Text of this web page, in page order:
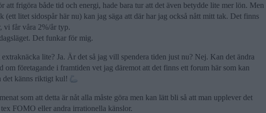
att frigöra både tid och energi, hade bara tur att det även betydde lite mer lön. Men
(ett litet sidospår här nu) kan jag säga att där har jag också nått mitt tak. Det finns
vi får våra 2%/år typ.
Det funkar för mig.
lite? Ja. Är det så jag vill spendera tiden just nu? Nej. Kan det ändra
om företagande i framtiden vet jag däremot att det finns ett forum här som kan
det känns riktigt kul!
som att detta är nåt alla måste göra men kan lätt bli så att man upplever det
FOMO eller andra irrationella känslor.